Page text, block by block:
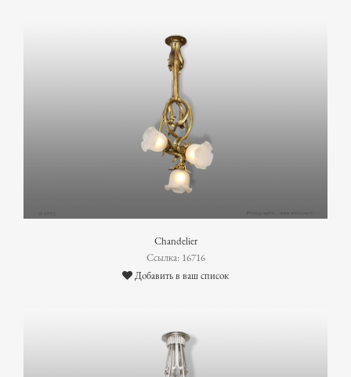
Chandelier
Ссылка: 16716
Добавить в ваш список